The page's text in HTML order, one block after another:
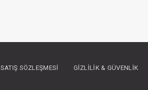
SATIŞ SÖZLEŞMESI GIZLILIK & GÜVENLIK